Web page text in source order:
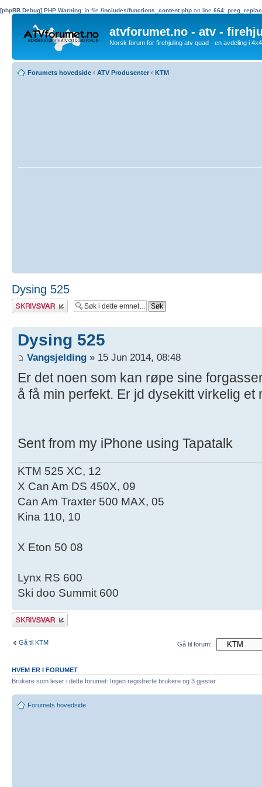
[phpBB Debug] PHP Warning: in file /includes/functions_content.php on line 664:
atvforumet.no - atv -
Norsk forum for firehjuling atv quad - en avdeling i
Forumets hovedside ‹ ATV Produsenter ‹ KTM
Dysing 525
Skriv et svar
Dysing 525
Vangsjelding » 15 Jun 2014, 08:48
Er det noen som kan røpe sine
å få min perfekt. Er jd dysekitt virkelig et
Sent from my iPhone using Tapatalk
KTM 525 XC, 12
X Can Am DS 450X, 09
Can Am Traxter 500 MAX, 05
Kina 110, 10
X Eton 50 08
Lynx RS 600
Ski doo Summit 600
Skriv et svar
Gå til KTM Gå til forum:
HVEM ER I FORUMET
Brukere som leser i dette forumet: Ingen registrerte brukere og 3 gjester
Forumets hovedside